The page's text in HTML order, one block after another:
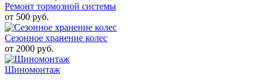
Ремонт тормозной системы
от 500 руб.
Сезонное хранение колес
от 2000 руб.
Шиномонтаж